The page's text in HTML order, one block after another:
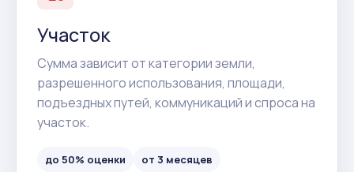
Участок
Сумма зависит от категории земли,
разрешенного использования, площади,
подъездных путей, коммуникаций и спроса на
участок.
до 50% оценки от 3 месяцев